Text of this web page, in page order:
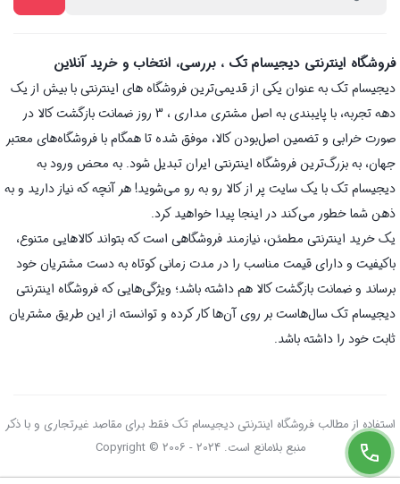
فروشگاه اینترنتی دیجیسام تک ، بررسی، انتخاب و خرید آنلاین
دیجیسام تک به عنوان یکی از قدیمی‌ترین فروشگاه های اینترنتی با بیش از یک
دهه تجربه، با پایبندی به اصل مشتری مداری ، 3 روز ضمانت بازگشت کالا در
صورت خرابی و تضمین اصل‌بودن کالا، موفق شده تا همگام با فروشگاه‌های معتبر
جهان، به بزرگ‌ترین فروشگاه اینترنتی ایران تبدیل شود. به محض ورود به
دیجیسام تک با یک سایت پر از کالا رو به رو می‌شوید! هر آنچه که نیاز دارید و به
ذهن شما خطور می‌کند در اینجا پیدا خواهید کرد.
یک خرید اینترنتی مطمئن، نیازمند فروشگاهی است که بتواند کالاهایی متنوع،
باکیفیت و دارای قیمت مناسب را در مدت زمانی کوتاه به دست مشتریان خود
برساند و ضمانت بازگشت کالا هم داشته باشد؛ ویژگی‌هایی که فروشگاه اینترنتی
دیجیسام تک سال‌هاست بر روی آن‌ها کار کرده و توانسته از این طریق مشتریان
ثابت خود را داشته باشد.
استفاده از مطالب فروشگاه اینترنتی دیجیسام تک فقط برای مقاصد غیرتجاری و با ذکر
منبع بلامانع است. Copyright © 2006 - 2024